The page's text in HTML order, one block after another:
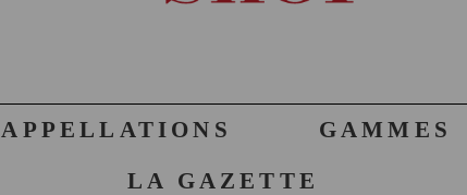
APPELLATIONS
GAMMES
LA GAZETTE